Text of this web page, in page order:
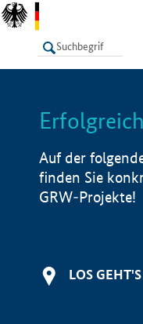
LISTE
Auf der
finden Sie
GRW-Projekte!
LOS GEHT'S